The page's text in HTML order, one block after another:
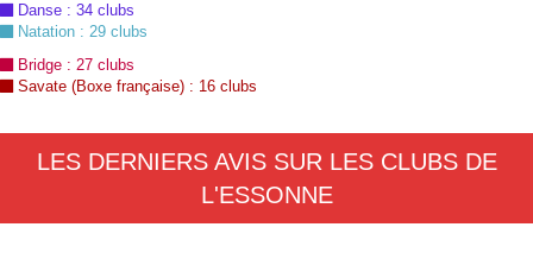
Danse : 34 clubs
Natation : 29 clubs
Bridge : 27 clubs
Savate (Boxe française) : 16 clubs
LES DERNIERS AVIS SUR LES CLUBS DE
L'ESSONNE